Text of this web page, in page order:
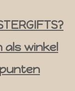
als winkel